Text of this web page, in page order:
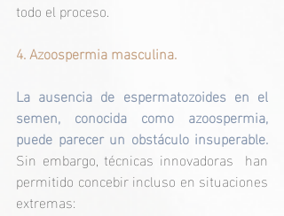
todo el proceso.
4. Azoospermia masculina.
La ausencia de espermatozoides en el
semen, conocida como azoospermia,
Sin embargo, técnicas innovadoras  han
permitido concebir incluso en situaciones
extremas: